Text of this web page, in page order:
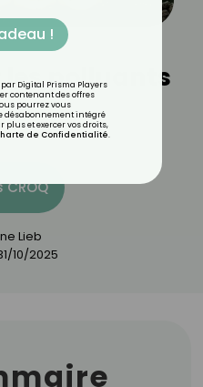
polluants
CROQ
Lieb
10/2025
!
Digital Prisma Players
contenant des offres
pourrez vous
désabonnement intégré
plus et exercer vos droits,
de Confidentialité.